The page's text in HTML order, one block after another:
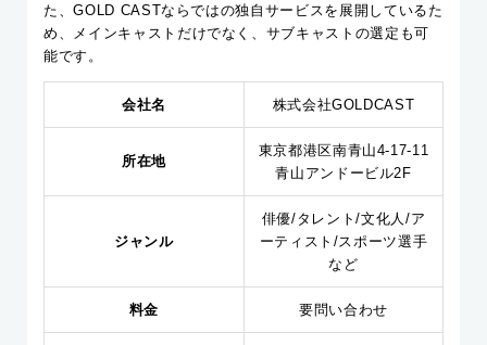
た、GOLD CASTならではの独自サービスを展開しているた
め、メインキャストだけでなく、サブキャストの選定も可
能です。
会社名 株式会社GOLDCAST
所在地
東京都港区南青山4-17-11
青山アンドービル2F
ジャンル
俳優/タレント/文化人/ア
ーティスト/スポーツ選手
など
料金 要問い合わせ